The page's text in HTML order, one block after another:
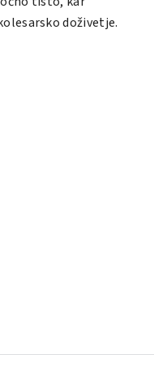
doživetje.